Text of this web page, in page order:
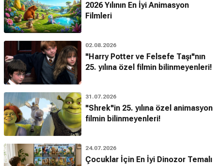
2026 Yılının En İyi Animasyon
Filmleri
02.08.2026
"Harry Potter ve Felsefe Taşı"nın
25. yılına özel filmin bilinmeyenleri!
31.07.2026
"Shrek"in 25. yılına özel animasyon
filmin bilinmeyenleri!
24.07.2026
Çocuklar İçin En İyi Dinozor Temalı